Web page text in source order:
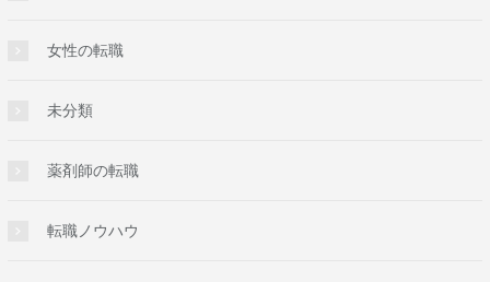
女性の転職
未分類
薬剤師の転職
転職ノウハウ